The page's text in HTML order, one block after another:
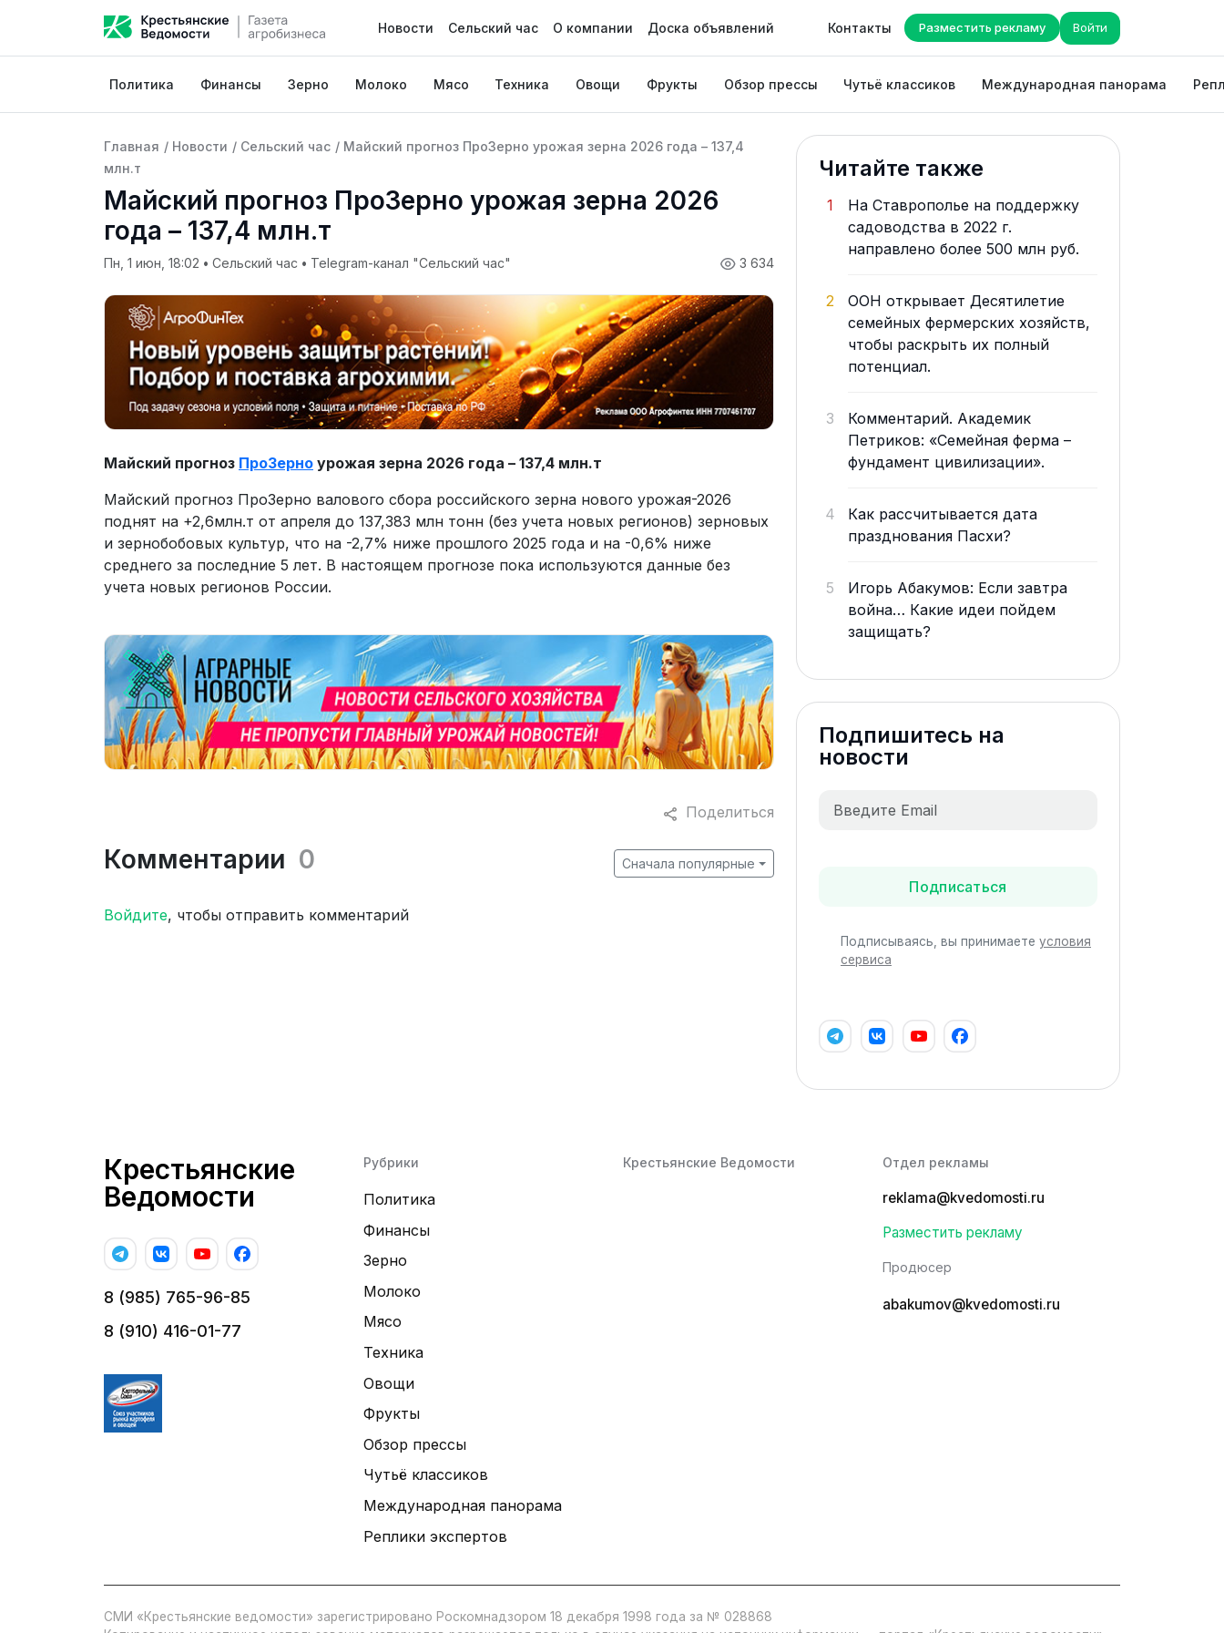
Новости Сельский час О компании Доска объявлений Контакты Разместить рекламу Войти
Политика Финансы Зерно Молоко Мясо Техника Овощи Фрукты Обзор прессы Чутьё классиков Международная панорама
Главная / Новости / Сельский час / Майский прогноз ПроЗерно урожая зерна 2026 года – 137,4
млн.т
Майский прогноз ПроЗерно урожая зерна 2026
года – 137,4 млн.т
3 634
Пн, 1 июн, 18:02 • Сельский час • Telegram-канал "Сельский час"
Майский прогноз ПроЗерно урожая зерна 2026 года – 137,4 млн.т
Майский прогноз ПроЗерно валового сбора российского зерна нового урожая-2026
поднят на +2,6млн.т от апреля до 137,383 млн тонн (без учета новых регионов) зерновых
и зернобобовых культур, что на -2,7% ниже прошлого 2025 года и на -0,6% ниже
среднего за последние 5 лет. В настоящем прогнозе пока используются данные без
учета новых регионов России.
Поделиться
Комментарии 0 Сначала популярные
Войдите, чтобы отправить комментарий
Читайте также
1
На Ставрополье на поддержку
садоводства в 2022 г.
направлено более 500 млн руб.
2
ООН открывает Десятилетие
семейных фермерских хозяйств,
чтобы раскрыть их полный
потенциал.
3
Комментарий. Академик
Петриков: «Семейная ферма –
фундамент цивилизации».
4
Как рассчитывается дата
празднования Пасхи?
5
Игорь Абакумов: Если завтра
война… Какие идеи пойдем
защищать?
Подпишитесь на
новости
Подписаться
Подписываясь, вы принимаете условия
сервиса
Крестьянские
Ведомости
8 (985) 765-96-85
8 (910) 416-01-77
Рубрики
Политика
Финансы
Зерно
Молоко
Мясо
Техника
Овощи
Фрукты
Обзор прессы
Чутьё классиков
Международная панорама
Реплики экспертов
Крестьянские Ведомости Отдел рекламы
reklama@kvedomosti.ru
Разместить рекламу
Продюсер
abakumov@kvedomosti.ru
СМИ «Крестьянские ведомости» зарегистрировано Роскомнадзором 18 декабря 1998 года за № 028868